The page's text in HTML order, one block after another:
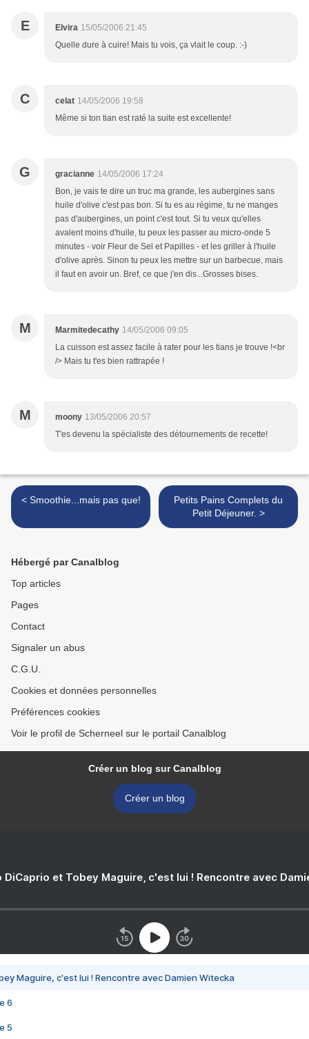
E Elvira 15/05/2006 21:45
Quelle dure à cuire! Mais tu vois, ça vlait le coup. :-)
C celat 14/05/2006 19:58
Même si ton tian est raté la suite est excellente!
G gracianne 14/05/2006 17:24
Bon, je vais te dire un truc ma grande, les aubergines sans
huile d'olive c'est pas bon. Si tu es au régime, tu ne manges
pas d'aubergines, un point c'est tout. Si tu veux qu'elles
avalent moins d'huile, tu peux les passer au micro-onde 5
minutes - voir Fleur de Sel et Papilles - et les griller à l'huile
d'olive après. Sinon tu peux les mettre sur un barbecue, mais
il faut en avoir un. Bref, ce que j'en dis...Grosses bises.
M Marmitedecathy 14/05/2006 09:05
La cuisson est assez facile à rater pour les tians je trouve !<br
/> Mais tu t'es bien rattrapée !
M moony 13/05/2006 20:57
T'es devenu la spécialiste des détournements de recette!
< Smoothie...mais pas que!
Petits Pains Complets du
Petit Déjeuner. >
Hébergé par Canalblog
Top articles
Pages
Contact
Signaler un abus
C.G.U.
Cookies et données personnelles
Préférences cookies
Voir le profil de Scherneel sur le portail Canalblog
Créer un blog sur Canalblog
Créer un blog
DiCaprio et Tobey Maguire, c'est lui ! Rencontre avec
Maguire, c'est lui ! Rencontre avec Damien Witecka
6
5